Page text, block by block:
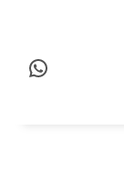
WhatsApp